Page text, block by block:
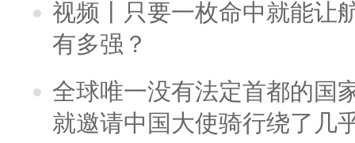
视频丨只要一枚命中就能让
有多强？
全球唯一没有法定首都的国
就邀请中国大使骑行绕了几